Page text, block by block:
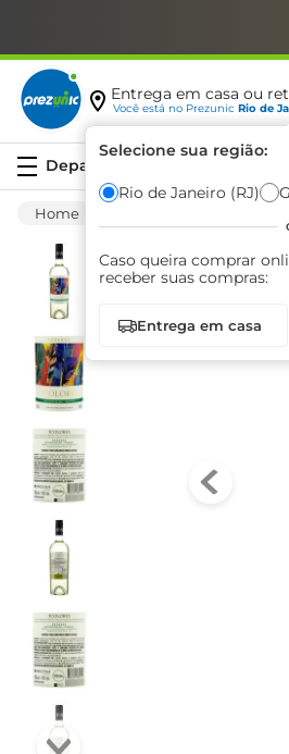
Entrega em casa ou
Você está no Prezunic Rio de
Selecione sua região:
Rio de Janeiro (RJ)
Caso queira comprar
receber suas compras:
Entrega em casa